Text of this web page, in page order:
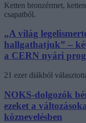
Ketten bronzérmet,
csapatból.
„A világ
hallgathatjuk” –
a CERN nyári
21 ezer diákból
NOKS-dolgozók
ezeket a
köznevelésben